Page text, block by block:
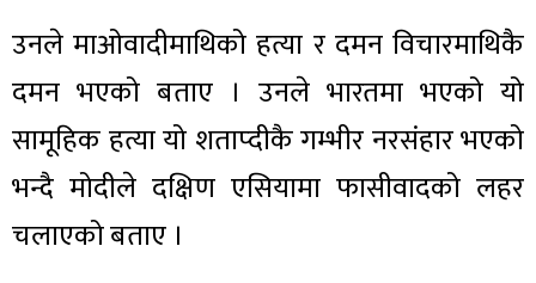
उनले माओवादीमाथिको हत्या र दमन विचारमाथिकै
दमन भएको बताए । उनले भारतमा भएको यो
सामूहिक हत्या यो शताप्दीकै गम्भीर नरसंहार भएको
भन्दै मोदीले दक्षिण एसियामा फासीवादको लहर
चलाएको बताए ।